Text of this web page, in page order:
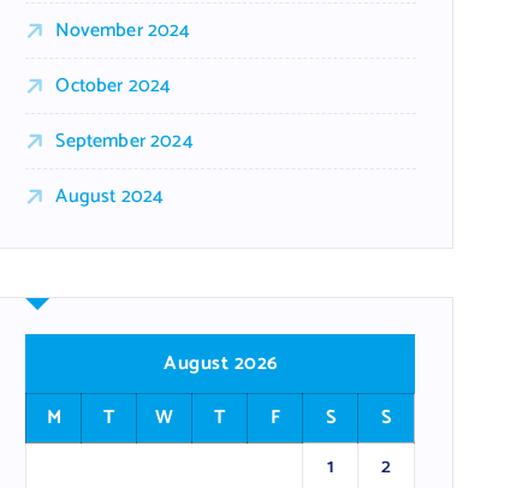
November 2024
October 2024
September 2024
August 2024
August 2026
M
T W T F S
S
1
2